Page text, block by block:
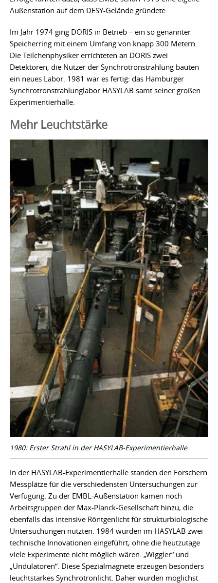
Außenstation auf dem DESY-Gelände gründete.
Im Jahr 1974 ging DORIS in Betrieb – ein so genannter
Speicherring mit einem Umfang von knapp 300 Metern.
Die Teilchenphysiker errichteten an DORIS zwei
Detektoren, die Nutzer der Synchrotronstrahlung bauten
ein neues Labor. 1981 war es fertig: das Hamburger
Synchrotronstrahlunglabor HASYLAB samt seiner großen
Experimentierhalle.
Mehr Leuchtstärke
1980: Erster Strahl in der HASYLAB-Experimentierhalle
In der HASYLAB-Experimentierhalle standen den Forschern
Messplätze für die verschiedensten Untersuchungen zur
Verfügung. Zu der EMBL-Außenstation kamen noch
Arbeitsgruppen der Max-Planck-Gesellschaft hinzu, die
ebenfalls das intensive Röntgenlicht für strukturbiologische
Untersuchungen nutzten. 1984 wurden im HASYLAB zwei
technische Innovationen eingeführt, ohne die heutzutage
viele Experimente nicht möglich wären: „Wiggler“ und
„Undulatoren“. Diese Spezialmagnete erzeugen besonders
leuchtstarkes Synchrotronlicht. Daher wurden möglichst